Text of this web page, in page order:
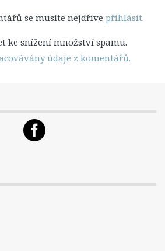
se musíte nejdříve přihlásit.
ke snížení množství spamu.
údaje z komentářů.